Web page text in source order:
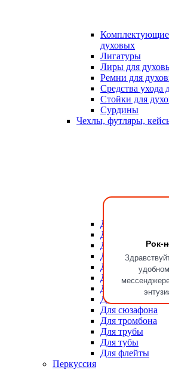
Рок-
Комплектующие
духовых
Лигатуры
Лиры для
Ремни для
Средства ухода
Стойки для
Сурдины
Чехлы, футляры,
Для мундштуков
Для тростей
Для альта
Для баритона
Для валторны
Для гобоя
Для кларнета
Для саксофона
Для сюзафона
Для тромбона
Для трубы
Для тубы
Для флейты
Перкуссия